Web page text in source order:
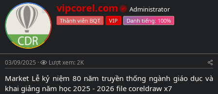
đ
ạ
o
b
ở
y
g
W
r
i
b
y
vipcorel.com Administrator
Thành viên BQT VIP
03/09/2025 Lượt xem: 2K
Market Lễ kỷ niệm 80 năm truyền thống ngành giáo dục và
khai giảng năm học 2025 - 2026 file coreldraw x7